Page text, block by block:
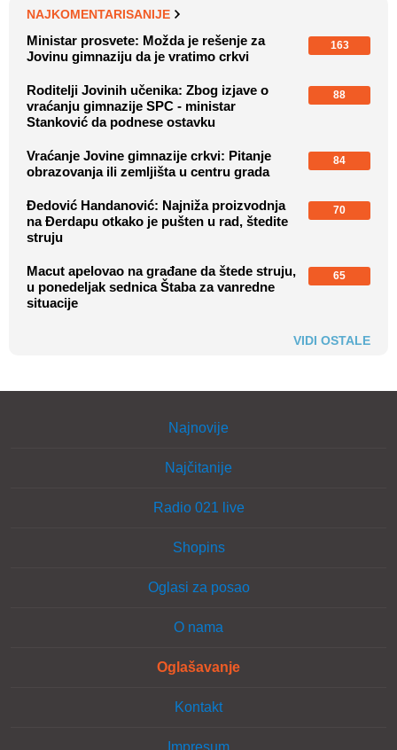
NAJKOMENTARISANIJE
Ministar prosvete: Možda je rešenje za
Jovinu gimnaziju da je vratimo crkvi
163
Roditelji Jovinih učenika: Zbog izjave o
vraćanju gimnazije SPC - ministar
Stanković da podnese ostavku
88
Vraćanje Jovine gimnazije crkvi: Pitanje
obrazovanja ili zemljišta u centru grada
84
Đedović Handanović: Najniža proizvodnja
na Đerdapu otkako je pušten u rad, štedite
struju
70
Macut apelovao na građane da štede struju,
u ponedeljak sednica Štaba za vanredne
situacije
65
VIDI OSTALE
Najnovije
Najčitanije
Radio 021 live
Shopins
Oglasi za posao
O nama
Oglašavanje
Kontakt
Impresum